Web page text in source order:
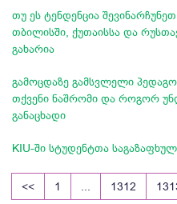
თუ ეს ტენდენცია
თბილისში, ქუთაისსა და
გახარია
გამოცდაზე გამსვლელი
თქვენი ნაშრომი და როგორ
განაცხადი
KIU-ში სტუდენტთა
<< 1 1312